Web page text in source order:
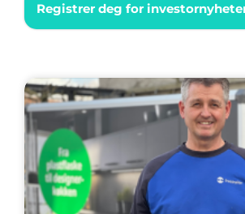
Registrer deg for